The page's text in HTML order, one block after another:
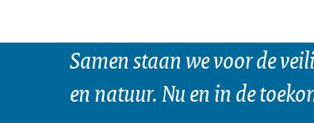
Samen staan we voor de
en natuur. Nu en in de